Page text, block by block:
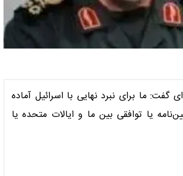
ما برای نبرد نهایی با اسرائیل آماده
یا توافقی بین ما و ایالات متحده یا